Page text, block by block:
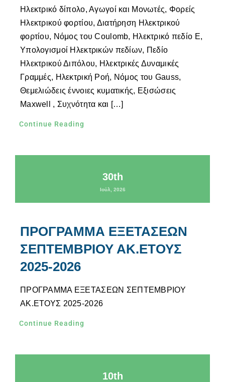
Ηλεκτρικό δίπολο, Αγωγοί και Μονωτές, Φορείς
Ηλεκτρικού φορτίου, Διατήρηση Ηλεκτρικού
φορτίου, Νόμος του Coulomb, Ηλεκτρικό πεδίο Ε,
Υπολογισμοί Ηλεκτρικών πεδίων, Πεδίο
Ηλεκτρικού Διπόλου, Ηλεκτρικές Δυναμικές
Γραμμές, Ηλεκτρική Ροή, Νόμος του Gauss,
Θεμελιώδεις έννοιες κυματικής, Εξισώσεις
Maxwell , Συχνότητα και […]
Continue Reading
30th
Ιούλ, 2026
ΠΡΟΓΡΑΜΜΑ ΕΞΕΤΑΣΕΩΝ
ΣΕΠΤΕΜΒΡΙΟΥ ΑΚ.ΕΤΟΥΣ
2025-2026
ΠΡΟΓΡΑΜΜΑ ΕΞΕΤΑΣΕΩΝ ΣΕΠΤΕΜΒΡΙΟΥ
ΑΚ.ΕΤΟΥΣ 2025-2026
Continue Reading
10th